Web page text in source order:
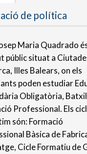
de política
Maria Quadrado
públic situat a
Illes Balears, on els
poden estudiar
Obligatòria,
Professional. Els
són: Formació
Bàsica de
Cicle Formatiu de